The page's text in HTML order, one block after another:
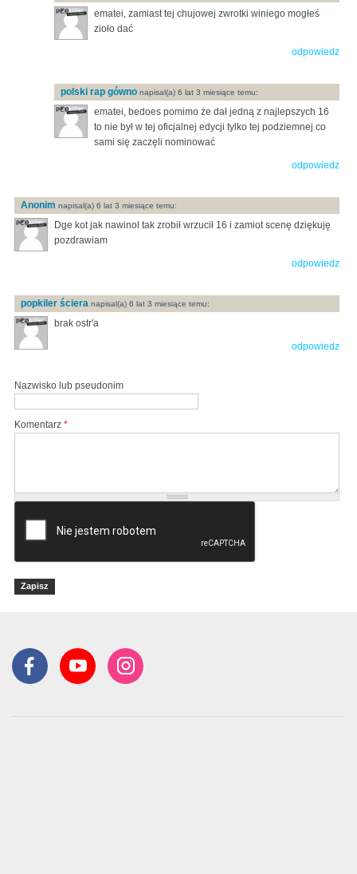
ematei, zamiast tej chujowej zwrotki winiego mogłeś
zioło dać
odpowiedz
polski rap gówno napisal(a) 6 lat 3 miesiące temu:
ematei, bedoes pomimo że dał jedną z najlepszych 16
to nie był w tej oficjalnej edycji tylko tej podziemnej co
sami się zaczęli nominować
odpowiedz
Anonim napisal(a) 6 lat 3 miesiące temu:
Dge kot jak nawinol tak zrobił wrzucił 16 i zamiot scenę dziękuję
pozdrawiam
odpowiedz
popkiler ściera napisal(a) 6 lat 3 miesiące temu:
brak ostr'a
odpowiedz
Nazwisko lub pseudonim
Komentarz *